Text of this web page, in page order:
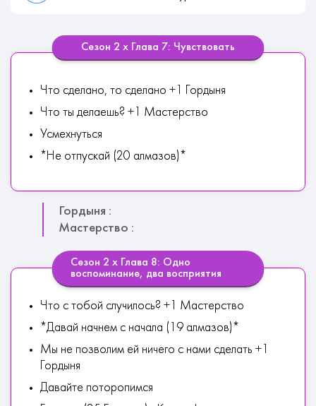
Сезон 2 х Глава 7: Чувствовать
Что сделано, то сделано +1 Гордыня
Что ты делаешь? +1 Мастерство
Усмехнуться
*Не отпускай (20 алмазов)*
Гордыня :
Мастерство :
Сезон 2 х Глава 8: Одно
воспоминание, два восприятия
Что с тобой случилось? +1 Мастерство
*Давай начнем с начала (19 алмазов)*
Мы не позволим ей ничего с нами сделать +1
Гордыня
Давайте поторопимся